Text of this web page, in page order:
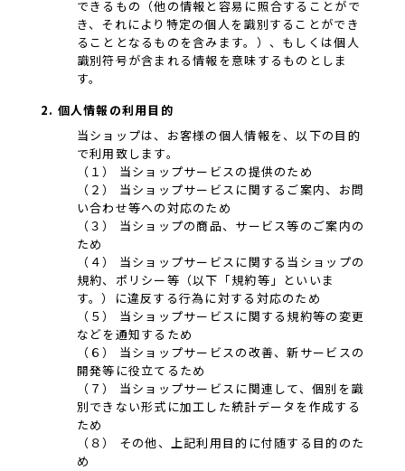
できるもの（他の情報と容易に照合することがで
き、それにより特定の個人を識別することができ
ることとなるものを含みます。）、もしくは個人
識別符号が含まれる情報を意味するものとしま
す。
2. 個人情報の利用目的
当ショップは、お客様の個人情報を、以下の目的
で利用致します。
（１） 当ショップサービスの提供のため
（２） 当ショップサービスに関するご案内、お問
い合わせ等への対応のため
（３） 当ショップの商品、サービス等のご案内の
ため
（４） 当ショップサービスに関する当ショップの
規約、ポリシー等（以下「規約等」といいま
す。）に違反する行為に対する対応のため
（５） 当ショップサービスに関する規約等の変更
などを通知するため
（６） 当ショップサービスの改善、新サービスの
開発等に役立てるため
（７） 当ショップサービスに関連して、個別を識
別できない形式に加工した統計データを作成する
ため
（８） その他、上記利用目的に付随する目的のた
め